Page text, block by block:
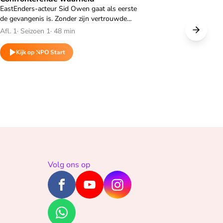
EastEnders-acteur Sid Owen gaat als eerste
de gevangenis is. Zonder zijn vertrouwde
comfort komt hij tot het besef hoe zwaar het
Afl. 1· Seizoen 1· 48 min
Kijk op NPO Start
Volg ons op